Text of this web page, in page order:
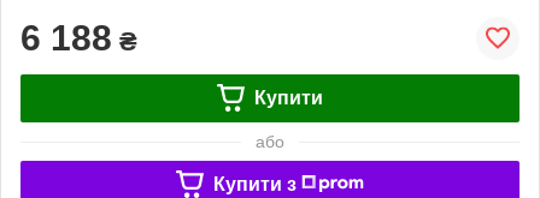
6 188 ₴
Купити
або
Купити з